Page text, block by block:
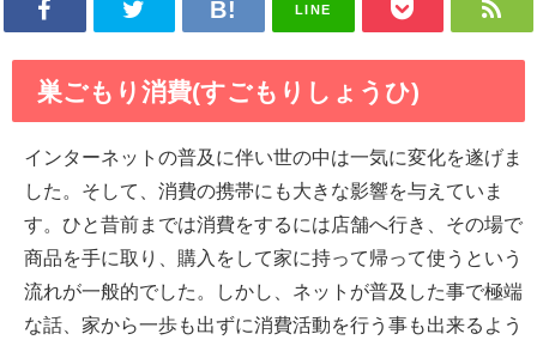
LINE
巣ごもり消費(すごもりしょうひ)
インターネットの普及に伴い世の中は一気に変化を遂げま
した。そして、消費の携帯にも大きな影響を与えていま
す。ひと昔前までは消費をするには店舗へ行き、その場で
商品を手に取り、購入をして家に持って帰って使うという
流れが一般的でした。しかし、ネットが普及した事で極端
な話、家から一歩も出ずに消費活動を行う事も出来るよう